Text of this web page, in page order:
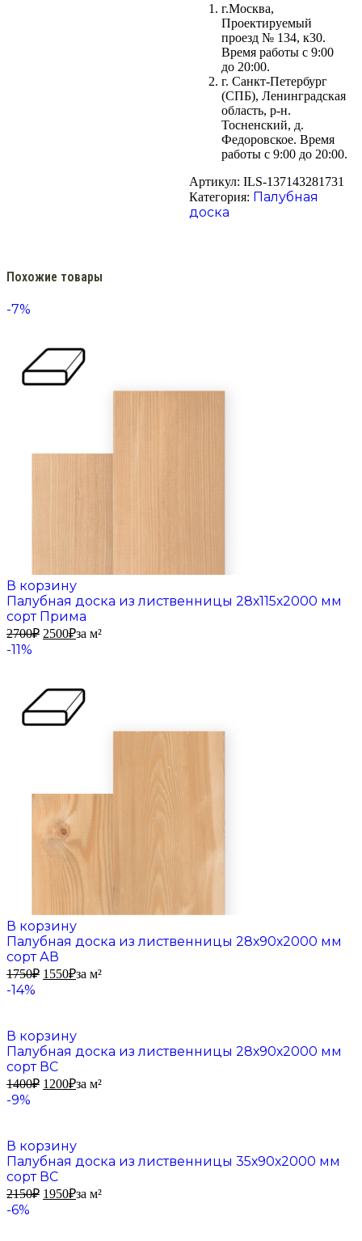
г.Москва,
Проектируемый
проезд № 134, к30.
Время работы с 9:00
до 20:00.
г. Санкт-Петербург
(СПБ), Ленинградская
область, р-н.
Тосненский, д.
Федоровское. Время
работы с 9:00 до 20:00.
Артикул: ILS-137143281731
Категория: Палубная
доска
Похожие товары
-7%
В корзину
Палубная доска из лиственницы 28х115х2000 мм
сорт Прима
2700₽ 2500₽за м²
-11%
В корзину
Палубная доска из лиственницы 28х90х2000 мм
сорт АВ
1750₽ 1550₽за м²
-14%
В корзину
Палубная доска из лиственницы 28х90х2000 мм
сорт ВС
1400₽ 1200₽за м²
-9%
В корзину
Палубная доска из лиственницы 35х90х2000 мм
сорт ВС
2150₽ 1950₽за м²
-6%